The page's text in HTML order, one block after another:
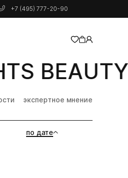
+7 (495) 777-20-90
в корзину
экспертное мнение
по дате